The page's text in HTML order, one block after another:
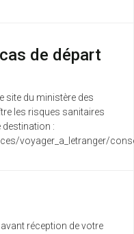
de départ
site du ministère des
les risques sanitaires
destination :
voyager_a_letranger/
réception de votre